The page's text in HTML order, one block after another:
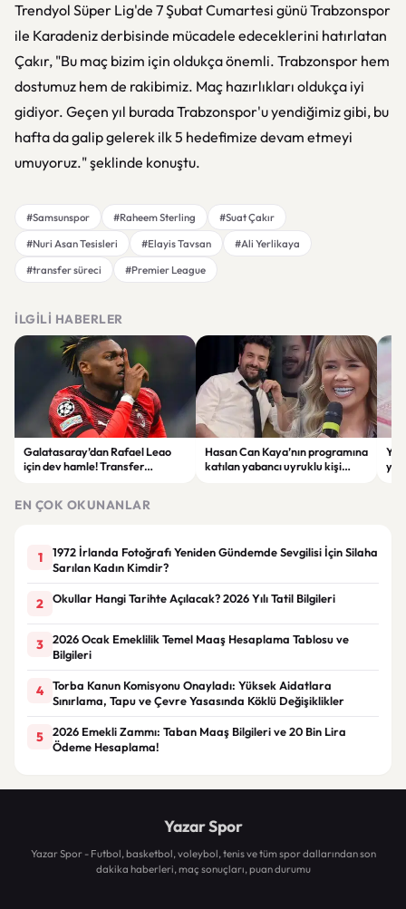
Trendyol Süper Lig'de 7 Şubat Cumartesi günü Trabzonspor
ile Karadeniz derbisinde mücadele edeceklerini hatırlatan
Çakır, "Bu maç bizim için oldukça önemli. Trabzonspor hem
dostumuz hem de rakibimiz. Maç hazırlıkları oldukça iyi
gidiyor. Geçen yıl burada Trabzonspor'u yendiğimiz gibi, bu
hafta da galip gelerek ilk 5 hedefimize devam etmeyi
umuyoruz." şeklinde konuştu.
#Samsunspor #Raheem Sterling
#Suat Çakır
#Nuri Asan Tesisleri
#Elayis Tavsan
#Ali Yerlikaya
#transfer süreci
#Premier League
İLGILI HABERLER
Galatasaray’dan Rafael Leao
için dev hamle! Transfer
Hasan Can Kaya’nın programına
katılan yabancı uyruklu kişi
EN ÇOK OKUNANLAR
1
1972 İrlanda Fotoğrafı Yeniden Gündemde Sevgilisi İçin Silaha
Sarılan Kadın Kimdir?
2 Okullar Hangi Tarihte Açılacak? 2026 Yılı Tatil Bilgileri
3
2026 Ocak Emeklilik Temel Maaş Hesaplama Tablosu ve
Bilgileri
4
Torba Kanun Komisyonu Onayladı: Yüksek Aidatlara
Sınırlama, Tapu ve Çevre Yasasında Köklü Değişiklikler
5
2026 Emekli Zammı: Taban Maaş Bilgileri ve 20 Bin Lira
Ödeme Hesaplama!
Yazar Spor
Yazar Spor - Futbol, basketbol, voleybol, tenis ve tüm spor dallarından son
dakika haberleri, maç sonuçları, puan durumu